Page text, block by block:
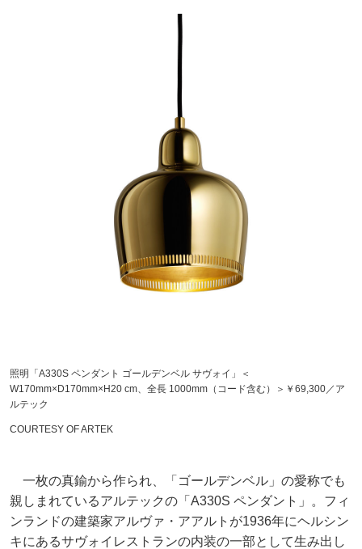
照明「A330S ペンダント ゴールデンベル サヴォイ」＜
W170mm×D170mm×H20 cm、全長 1000mm（コード含む）＞￥69,300／ア
ルテック
COURTESY OF ARTEK
一枚の真鍮から作られ、「ゴールデンベル」の愛称でも
親しまれているアルテックの「A330S ペンダント」。フィ
ンランドの建築家アルヴァ・アアルトが1936年にヘルシン
キにあるサヴォイレストランの内装の一部として生み出し